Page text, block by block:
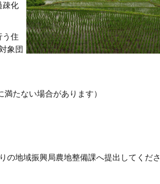
疎化
う住
象団
たない場合があります）
の地域振興局農地整備課へ提出してくださ